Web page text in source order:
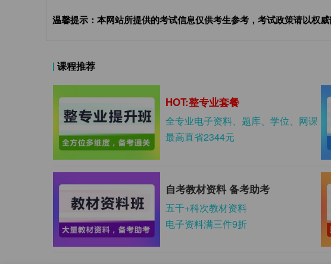
温馨提示：本网站所提供的考试信息仅供考生参考，考试政策请以权威
课程推荐
HOT:整专业套餐
全专业电子资料、题库、学位、网课
最高直省2344元
自考教材资料 备考助考
五千+科次教材资料
电子资料满三件9折